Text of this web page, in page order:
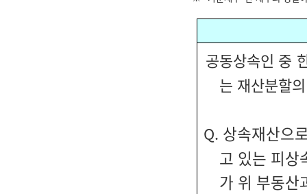
공동상속인 중
는 재산분할
Q. 상속재산으
고 있는 피상
가 위 부동산